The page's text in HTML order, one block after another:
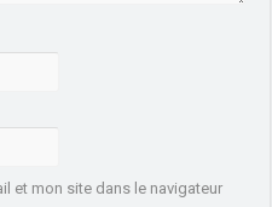
et mon site dans le navigateur